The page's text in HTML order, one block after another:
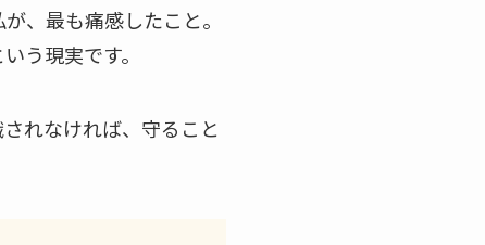
、最も痛感したこと。
いう現実です。
れなければ、守ること